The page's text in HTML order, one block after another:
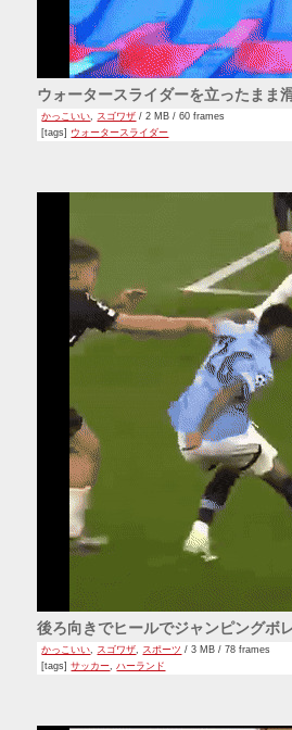
ウォータースライダーを立ったまま
かっこいい, スゴワザ / 2 MB / 60 frames
[tags] ウォータースライダー
後ろ向きでヒールでジャンピングボ
かっこいい, スゴワザ, スポーツ / 3 MB / 78 frames
[tags]サッカー ,ハーランド